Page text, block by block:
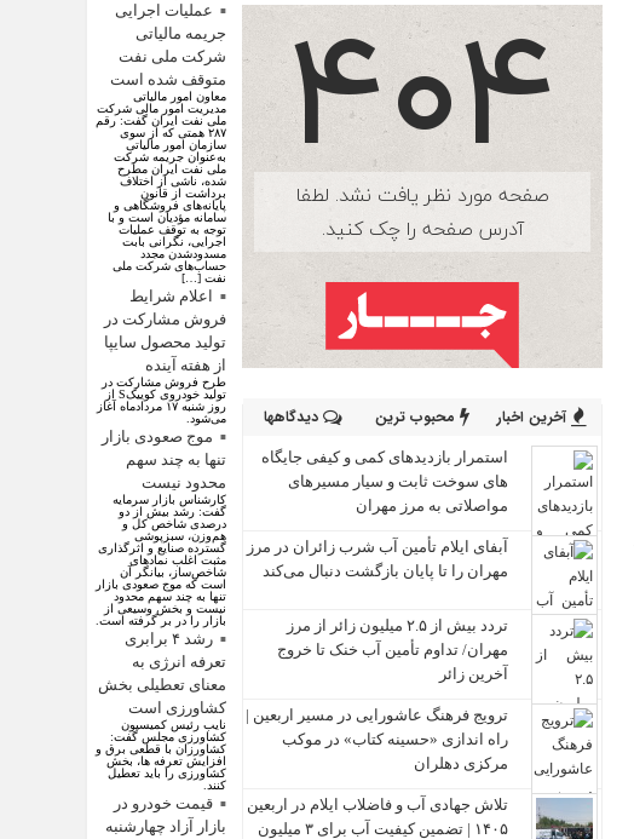
آخرین اخبار محبوب ترین دیدگاهها
استمرار بازدیدهای کمی و کیفی جایگاه‌
های سوخت ثابت و سیار مسیرهای
مواصلاتی به مرز مهران
آبفای ایلام تأمین آب شرب زائران در مرز
مهران را تا پایان بازگشت دنبال می‌کند
تردد بیش از ۲.۵ میلیون زائر از مرز
مهران/ تداوم تأمین آب خنک تا خروج
آخرین زائر
ترویج فرهنگ عاشورایی در مسیر اربعین |
راه‌ اندازی «حسینه کتاب» در موکب
مرکزی دهلران
تلاش جهادی آب و فاضلاب ایلام در اربعین
۱۴۰۵ | تضمین کیفیت آب برای ۳ میلیون
عملیات اجرایی
جریمه مالیاتی
شرکت ملی نفت
متوقف شده است
معاون امور مالیاتی
مدیریت امور مالی شرکت
ملی نفت ایران گفت: رقم
۲۸۷ همتی که از سوی
سازمان امور مالیاتی
به‌عنوان جریمه شرکت
ملی نفت ایران مطرح
شده، ناشی از اختلاف
برداشت از قانون
پایانه‌های فروشگاهی و
سامانه مؤدیان است و با
توجه به توقف عملیات
اجرایی، نگرانی بابت
مسدودشدن مجدد
حساب‌های شرکت ملی
نفت […]
اعلام شرایط
فروش مشارکت در
تولید محصول سایپا
از هفته آینده
طرح فروش مشارکت در
تولید خودروی کوییکS از
روز شنبه ۱۷ مردادماه آغاز
می‌شود.
موج صعودی بازار
تنها به چند سهم
محدود نیست
کارشناس بازار سرمایه
گفت: رشد بیش از دو
درصدی شاخص کل و
هم‌وزن، سبزپوشی
گسترده صنایع و اثرگذاری
مثبت اغلب نماد‌های
شاخص‌ساز، بیانگر آن
است که موج صعودی بازار
تنها به چند سهم محدود
نیست و بخش وسیعی از
بازار را در بر گرفته است.
رشد ۴ برابری
تعرفه انرژی به
معنای تعطیلی بخش
کشاورزی است
نایب رئیس کمیسیون
کشاورزی مجلس گفت:
کشاورزان با قطعی برق و
افزایش تعرفه ها، بخش
کشاورزی را باید تعطیل
کنند.
قیمت خودرو در
بازار آزاد چهارشنبه